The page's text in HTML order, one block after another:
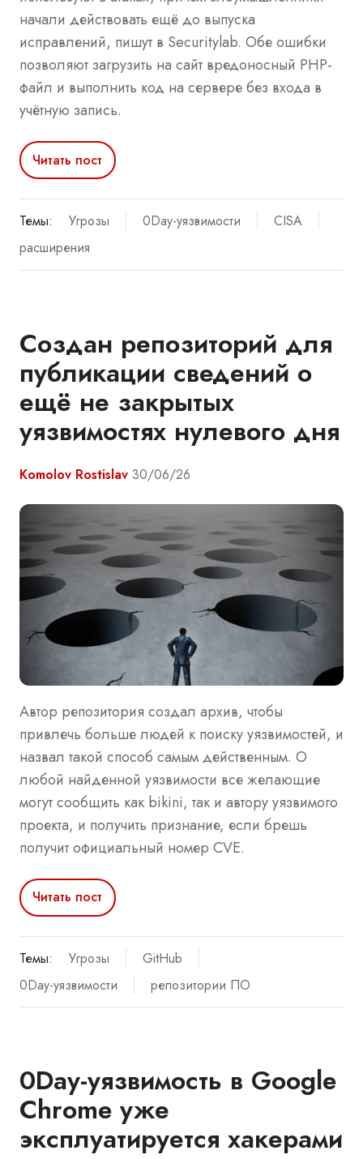
начали действовать ещё до выпуска
исправлений, пишут в Securitylab. Обе ошибки
позволяют загрузить на сайт вредоносный PHP-
файл и выполнить код на сервере без входа в
учётную запись.
Читать пост
Темы: Угрозы 0Day-уязвимости
CISA
расширения
Создан репозиторий для
публикации сведений о
ещё не закрытых
уязвимостях нулевого дня
Komolov Rostislav 30/06/26
Автор репозитория создал архив, чтобы
привлечь больше людей к поиску уязвимостей, и
назвал такой способ самым действенным. О
любой найденной уязвимости все желающие
могут сообщить как bikini, так и автору уязвимого
проекта, и получить признание, если брешь
получит официальный номер CVE.
Читать пост
Темы: Угрозы
GitHub
0Day-уязвимости
репозитории ПО
0Day-уязвимость в Google
Chrome уже
эксплуатируется хакерами